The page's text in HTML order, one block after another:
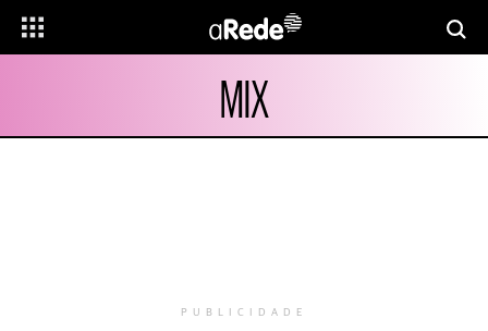
MIX
PUBLICIDADE